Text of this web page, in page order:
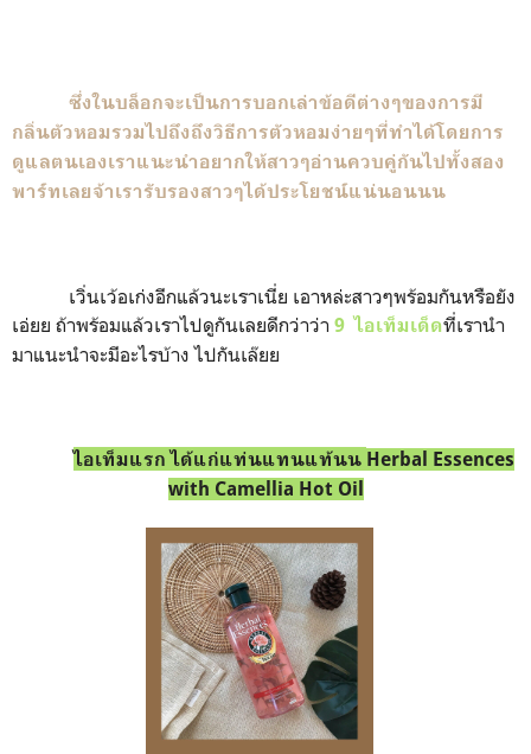
ซึ่งในบล็อกจะเป็นการบอกเล่าข้อดีต่างๆของการมี
กลิ่นตัวหอมรวมไปถึงถึงวิธีการตัวหอมง่ายๆที่ทำได้โดยการ
ดูแลตนเองเราแนะนำอยากให้สาวๆอ่านควบคู่กันไปทั้งสอง
พาร์ทเลยจ้าเรารับรองสาวๆได้ประโยชน์แน่นอนนน
เวิ่นเว้อเก่งอีกแล้วนะเราเนี่ย เอาหล่ะสาวๆพร้อมกันหรือยัง
เอ่ยย ถ้าพร้อมแล้วเราไปดูกันเลยดีกว่าว่า 9 ไอเท็มเด็ดที่เรานำ
มาแนะนำจะมีอะไรบ้าง ไปกันเล๊ยย
ไอเท็มแรก ได้แก่แท่นแทนแท้นน Herbal Essences
with Camellia Hot Oil